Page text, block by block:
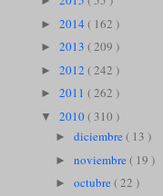
► 2014 ( 162 )
► 2013 ( 209 )
► 2012 ( 242 )
► 2011 ( 262 )
▼ 2010( 310 )
► diciembre( 13 )
► noviembre( 19 )
► octubre( 22 )